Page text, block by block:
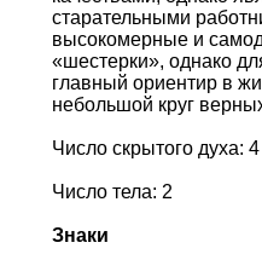
старательными
высокомерные и
«шестерки», однако
главный ориентир в
небольшой круг
Число скрытого духа: 4
Число тела: 2
Знаки